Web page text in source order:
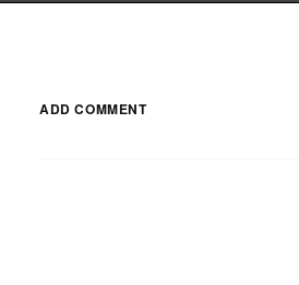
ADD COMMENT